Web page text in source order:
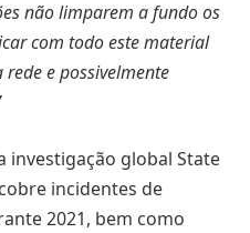
não limparem a fundo os
com todo este material
e possivelmente
investigação global State
incidentes de
2021, bem como